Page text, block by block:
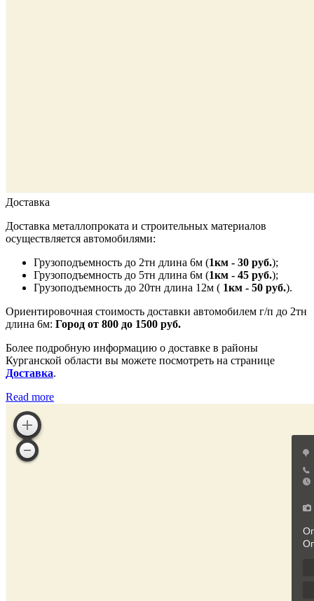
Доставка
Доставка металлопроката и строительных материалов
осуществляется автомобилями:
Грузоподъемность до 2тн длина 6м (1км - 30 руб.);
Грузоподъемность до 5тн длина 6м (1км - 45 руб.);
Грузоподъемность до 20тн длина 12м ( 1км - 50 руб.).
Ориентировочная стоимость доставки автомобилем г/п до 2тн
длина 6м: Город от 800 до 1500 руб.
Более подробную информацию о доставке в районы
Курганской области вы можете посмотреть на странице
Доставка.
Read more